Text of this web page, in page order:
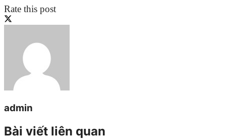
Rate this post
admin
Bài viết liên quan